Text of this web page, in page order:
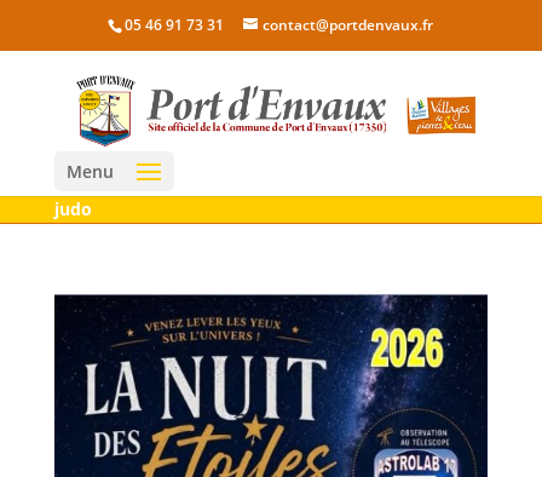
05 46 91 73 31 contact@portdenvaux.fr
Menu
judo